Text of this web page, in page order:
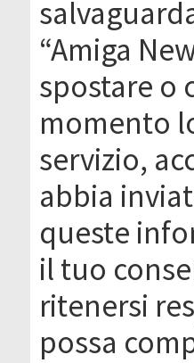
“Amiga
spostare o
momento
servizio,
abbia
queste
il tuo
ritenersi
possa